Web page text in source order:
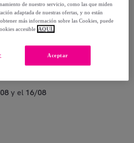
y el 16/08
de nuestro servicio, como las que miden
adaptada de nuestras ofertas, y no están
más información sobre las Cookies, puede
accesible AQUÍ.
Aceptar